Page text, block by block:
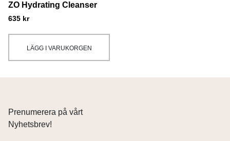
ZO Hydrating Cleanser
635 kr
LÄGG I VARUKORGEN
Prenumerera på vårt
Nyhetsbrev!